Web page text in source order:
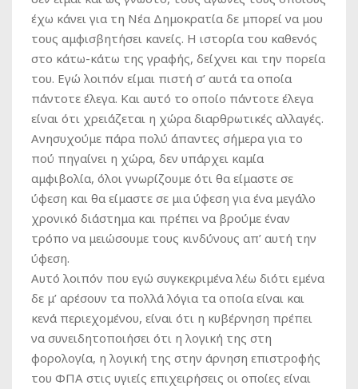
έχω κάνει για τη Νέα Δημοκρατία δε μπορεί να μου
τους αμφισβητήσει κανείς. Η ιστορία του καθενός
στο κάτω-κάτω της γραφής, δείχνει και την πορεία
του. Εγώ λοιπόν είμαι πιστή σ’ αυτά τα οποία
πάντοτε έλεγα. Και αυτό το οποίο πάντοτε έλεγα
είναι ότι χρειάζεται η χώρα διαρθρωτικές αλλαγές.
Ανησυχούμε πάρα πολύ άπαντες σήμερα για το
πού πηγαίνει η χώρα, δεν υπάρχει καμία
αμφιβολία, όλοι γνωρίζουμε ότι θα είμαστε σε
ύφεση και θα είμαστε σε μια ύφεση για ένα μεγάλο
χρονικό διάστημα και πρέπει να βρούμε έναν
τρόπο να μειώσουμε τους κινδύνους απ’ αυτή την
ύφεση.
Αυτό λοιπόν που εγώ συγκεκριμένα λέω διότι εμένα
δε μ’ αρέσουν τα πολλά λόγια τα οποία είναι και
κενά περιεχομένου, είναι ότι η κυβέρνηση πρέπει
να συνειδητοποιήσει ότι η λογική της στη
φορολογία, η λογική της στην άρνηση επιστροφής
του ΦΠΑ στις υγιείς επιχειρήσεις οι οποίες είναι